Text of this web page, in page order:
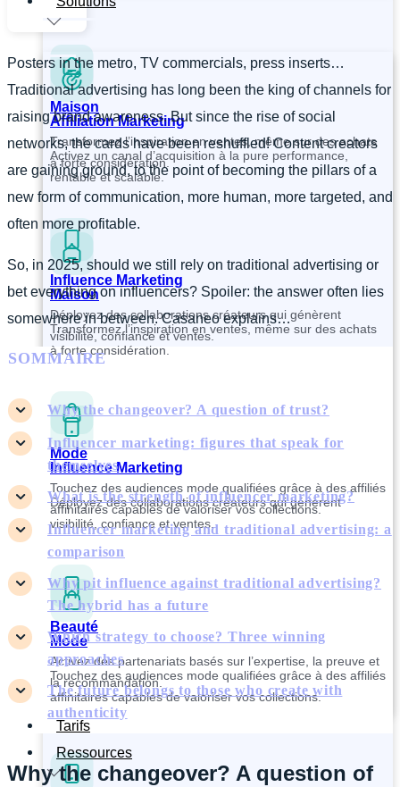
Maison
Transformez l’inspiration en ventes, même sur des achats
à forte considération.
Influence Marketing
Déployez des collaborations créateurs qui génèrent
visibilité, confiance et ventes.
Mode
Touchez des audiences mode qualifiées grâce à des affiliés
affinitaires capables de valoriser vos collections.
Beauté
Activez des partenariats basés sur l’expertise, la preuve et
la recommandation.
Tarifs
Ressources
Affiliation Marketing
Activez un canal d’acquisition à la pure performance,
rentable et scalable.
Maison
Transformez l’inspiration en ventes, même sur des achats
à forte considération.
Influence Marketing
Déployez des collaborations créateurs qui génèrent
visibilité, confiance et ventes.
Mode
Touchez des audiences mode qualifiées grâce à des affiliés
affinitaires capables de valoriser vos collections.
Posters in the metro, TV commercials, press inserts…
Traditional advertising has long been the king of channels for
raising brand awareness. But since the rise of social
networks, the cards have been reshuffled! Content creators
are gaining ground, to the point of becoming the pillars of a
new form of communication, more human, more targeted, and
often more profitable.
So, in 2025, should we still rely on traditional advertising or
bet everything on influencers? Spoiler: the answer often lies
somewhere in between. Casaneo explains…
SOMMAIRE
Why the changeover? A question of trust?
Influencer marketing: figures that speak for
themselves
What is the strength of influencer marketing?
Influencer marketing and traditional advertising: a
comparison
Why pit influence against traditional advertising?
The hybrid has a future
Which strategy to choose? Three winning
approaches
The future belongs to those who create with
authenticity
Why the changeover? A question of